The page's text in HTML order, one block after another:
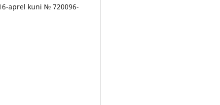
aprel kuni № 720096-